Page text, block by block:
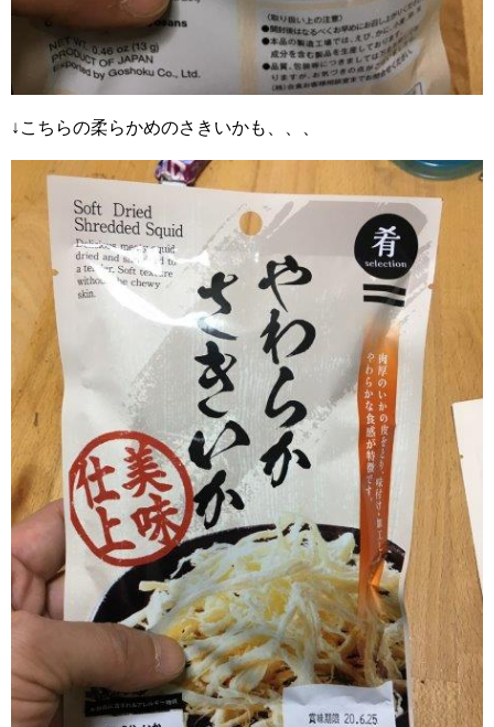
↓こちらの柔らかめのさきいかも、、、